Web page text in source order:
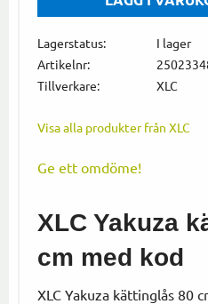
Lagerstatus
I lager
Artikelnr
Tillverkare
XLC
Visa alla produkter från XLC
Ge ett omdöme!
XLC Yakuza
cm med kod
XLC Yakuza kättinglås 80